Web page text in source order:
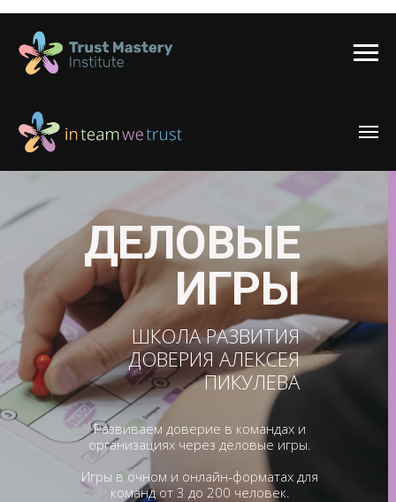
ШКОЛА РАЗВИТИЯ
ДОВЕРИЯ АЛЕКСЕЯ
ПИКУЛЕВА
Развиваем доверие в командах и
организациях через деловые игры.
Игры в очном и онлайн-форматах для
команд от 3 до 200 человек.
ДЕЛОВЫЕ
ИГРЫ